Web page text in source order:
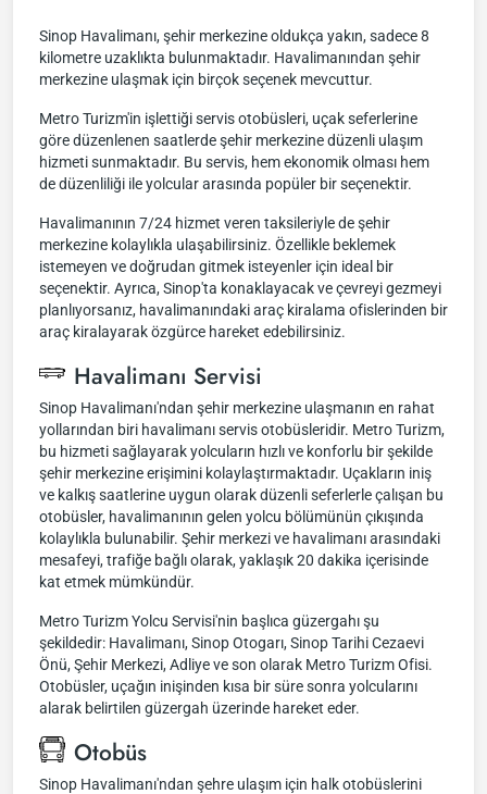
Sinop Havalimanı, şehir merkezine oldukça yakın, sadece 8
kilometre uzaklıkta bulunmaktadır. Havalimanından şehir
merkezine ulaşmak için birçok seçenek mevcuttur.
Metro Turizm'in işlettiği servis otobüsleri, uçak seferlerine
göre düzenlenen saatlerde şehir merkezine düzenli ulaşım
hizmeti sunmaktadır. Bu servis, hem ekonomik olması hem
de düzenliliği ile yolcular arasında popüler bir seçenektir.
Havalimanının 7/24 hizmet veren taksileriyle de şehir
merkezine kolaylıkla ulaşabilirsiniz. Özellikle beklemek
istemeyen ve doğrudan gitmek isteyenler için ideal bir
seçenektir. Ayrıca, Sinop'ta konaklayacak ve çevreyi gezmeyi
planlıyorsanız, havalimanındaki araç kiralama ofislerinden bir
araç kiralayarak özgürce hareket edebilirsiniz.
Havalimanı Servisi
Sinop Havalimanı'ndan şehir merkezine ulaşmanın en rahat
yollarından biri havalimanı servis otobüsleridir. Metro Turizm,
bu hizmeti sağlayarak yolcuların hızlı ve konforlu bir şekilde
şehir merkezine erişimini kolaylaştırmaktadır. Uçakların iniş
ve kalkış saatlerine uygun olarak düzenli seferlerle çalışan bu
otobüsler, havalimanının gelen yolcu bölümünün çıkışında
kolaylıkla bulunabilir. Şehir merkezi ve havalimanı arasındaki
mesafeyi, trafiğe bağlı olarak, yaklaşık 20 dakika içerisinde
kat etmek mümkündür.
Metro Turizm Yolcu Servisi'nin başlıca güzergahı şu
şekildedir: Havalimanı, Sinop Otogarı, Sinop Tarihi Cezaevi
Önü, Şehir Merkezi, Adliye ve son olarak Metro Turizm Ofisi.
Otobüsler, uçağın inişinden kısa bir süre sonra yolcularını
alarak belirtilen güzergah üzerinde hareket eder.
Otobüs
Sinop Havalimanı'ndan şehre ulaşım için halk otobüslerini